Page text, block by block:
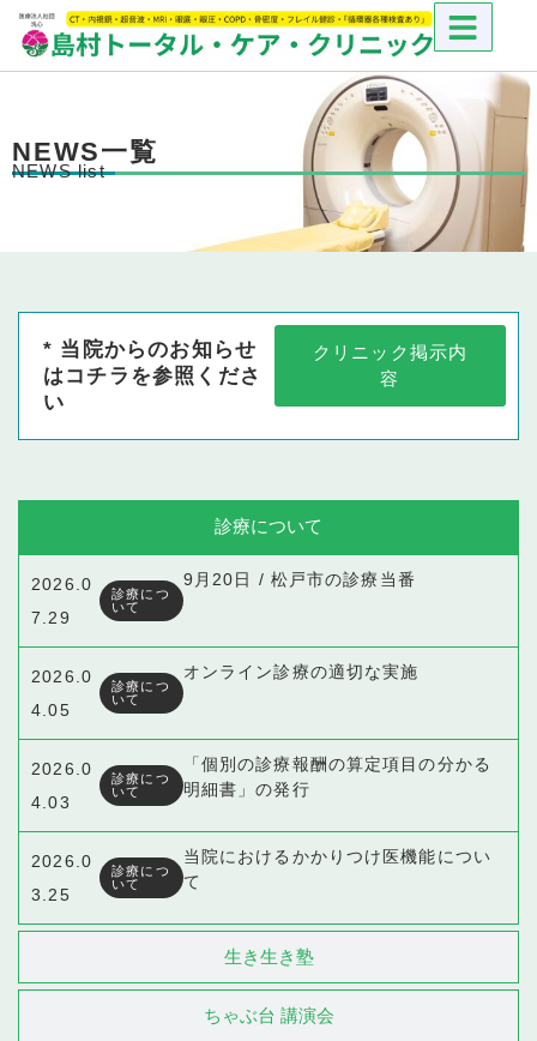
NEWS一覧
NEWS list
* 当院からのお知らせ
はコチラを参照くださ
い
クリニック掲示内
容
診療について
生き生き塾
ちゃぶ台 講演会
2026.0
7.29
診療につ
いて
9月20日 / 松戸市の診療当番
2026.0
4.05
診療につ
いて
オンライン診療の適切な実施
2026.0
4.03
診療につ
いて
「個別の診療報酬の算定項目の分かる
明細書」の発行
2026.0
3.25
診療につ
いて
当院におけるかかりつけ医機能につい
て